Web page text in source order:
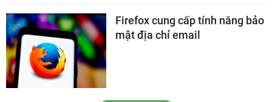
Firefox cung cấp tính năng bảo
mật địa chỉ email